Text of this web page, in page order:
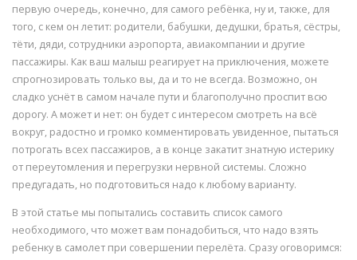
первую очередь, конечно, для самого ребёнка, ну и, также, для
того, с кем он летит: родители, бабушки, дедушки, братья, сёстры,
тёти, дяди, сотрудники аэропорта, авиакомпании и другие
пассажиры. Как ваш малыш реагирует на приключения, можете
спрогнозировать только вы, да и то не всегда. Возможно, он
сладко уснёт в самом начале пути и благополучно проспит всю
дорогу. А может и нет: он будет с интересом смотреть на всё
вокруг, радостно и громко комментировать увиденное, пытаться
потрогать всех пассажиров, а в конце закатит знатную истерику
от переутомления и перегрузки нервной системы. Сложно
предугадать, но подготовиться надо к любому варианту.
В этой статье мы попытались составить список самого
необходимого, что может вам понадобиться, что надо взять
ребенку в самолет при совершении перелёта. Сразу оговоримся: